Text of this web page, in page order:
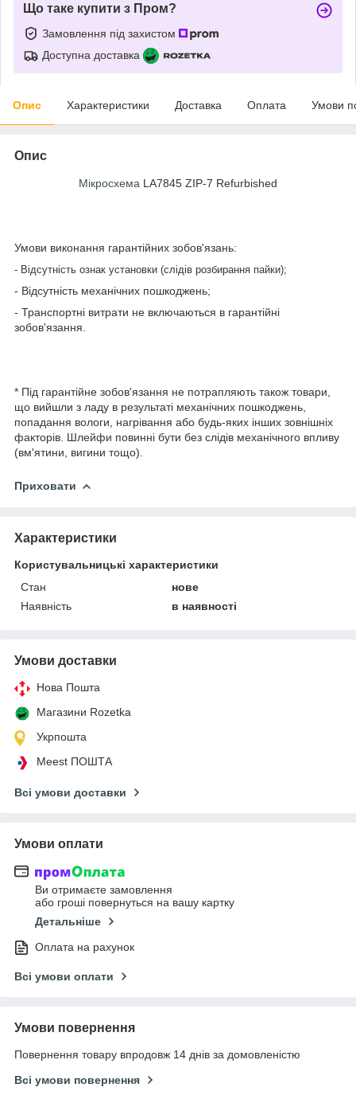
Що таке купити з Пром?
Замовлення під захистом
Доступна доставка
Опис Характеристики Доставка Оплата Умови
Опис
Мікросхема LA7845 ZIP-7 Refurbished
Умови виконання гарантійних зобов'язань:
- Відсутність ознак установки (слідів розбирання пайки);
- Відсутність механічних пошкоджень;
- Транспортні витрати не включаються в гарантійні
зобов'язання.
* Під гарантійне зобов'язання не потрапляють також товари,
що вийшли з ладу в результаті механічних пошкоджень,
попадання вологи, нагрівання або будь-яких інших зовнішніх
факторів. Шлейфи повинні бути без слідів механічного впливу
(вм'ятини, вигини тощо).
Приховати
Характеристики
Користувальницькі характеристики
Стан
нове
Наявність
в наявності
Умови доставки
Нова Пошта
Магазини Rozetka
Укрпошта
Meest ПОШТА
Всі умови доставки
Умови оплати
Ви отримаєте замовлення
або гроші повернуться на вашу картку
Детальніше
Оплата на рахунок
Всі умови оплати
Умови повернення
Повернення товару впродовж 14 днів за домовленістю
Всі умови повернення